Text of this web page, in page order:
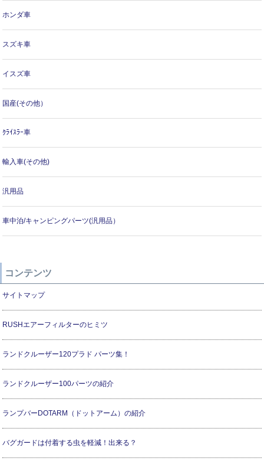
ホンダ車
スズキ車
イスズ車
国産(その他）
ｸﾗｲｽﾗｰ車
輸入車(その他)
汎用品
車中泊/キャンピングパーツ(汎用品）
コンテンツ
サイトマップ
RUSHエアーフィルターのヒミツ
ランドクルーザー120プラド パーツ集！
ランドクルーザー100パーツの紹介
ランプバーDOTARM（ドットアーム）の紹介
バグガードは付着する虫を軽減！出来る？